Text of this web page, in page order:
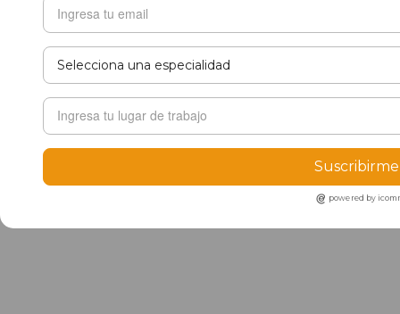
Suscribirme
powered by